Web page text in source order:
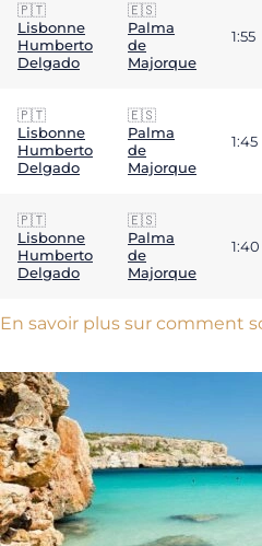
🇵🇹
Lisbonne
Humberto
Delgado
🇪🇸
Palma
de
Majorque
1:55
🇵🇹
Lisbonne
Humberto
Delgado
🇪🇸
Palma
de
Majorque
1:45
🇵🇹
Lisbonne
Humberto
Delgado
🇪🇸
Palma
de
Majorque
1:40
En savoir plus sur comment